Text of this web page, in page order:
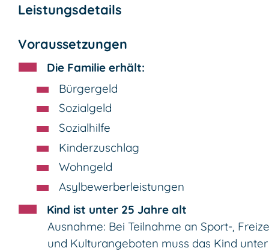
Leistungsdetails
Voraussetzungen
Die Familie erhält:
Bürgergeld
Sozialgeld
Sozialhilfe
Kinderzuschlag
Wohngeld
Asylbewerberleistungen
Kind ist unter 25 Jahre alt
Ausnahme: Bei Teilnahme an Sport-,
und Kulturangeboten muss das Kind unter